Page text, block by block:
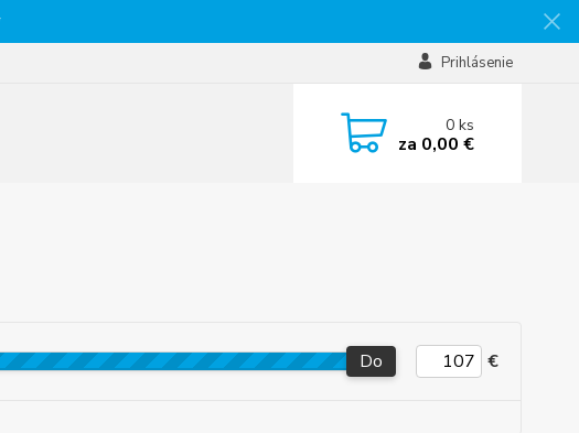
Prihlásenie
0ks
za 0,00 €
Do €